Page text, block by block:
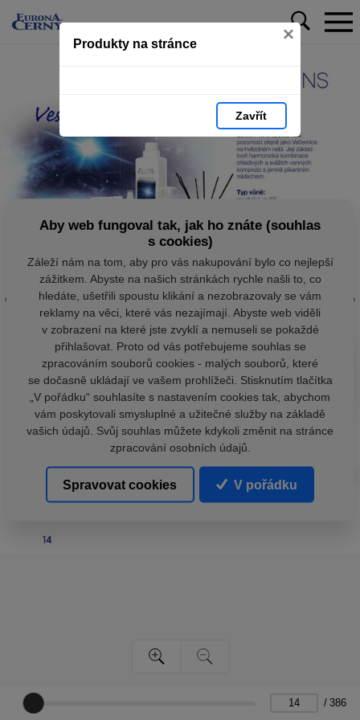
Produkty na stránce ×
Zavřít
/ 386
Aby web fungoval tak, jak ho znáte (souhlas
s cookies)
Záleží nám na tom, aby pro vás nakupování bylo co nejlepší
zážitkem. Abyste na našich stránkách rychle našli to, co
hledáte, ušetřili spoustu klikání a nezobrazovaly se vám
reklamy na věci, které vás nezajímají. Abyste web viděli
v zobrazení na které jste zvyklí a nemuseli se pokaždé
přihlašovat. Proto od vás potřebujeme souhlas se
zpracováním souborů cookies - malých souborů, které
se dočasně ukládají ve vašem prohlížeči. Stisknutím tlačítka
„V pořádku“ souhlasíte s nastavením cookies tak, abychom
vám poskytovali smysluplné a užitečné služby na základě
vašich údajů. Svůj souhlas můžete kdykoli změnit na stránce
zpracování osobních údajů.
Spravovat cookies V pořádku